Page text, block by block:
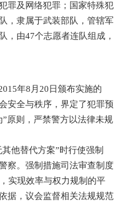
罪及网络犯罪；国家特殊犯
，隶属于武装部队，管辖军
，由47个志愿者连队组成，
年8月20日颁布实施的
安全与秩序，界定了犯罪预
原则，严禁警方以法律未规
他替代方案”时行使强制
察。强制措施司法审查制度
实现效率与权力规制的平
据，议会监督相关法规规范